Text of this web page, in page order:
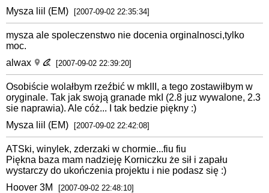
Mysza liil (EM) [2007-09-02 22:35:34]
mysza ale spoleczenstwo nie docenia orginalnosci,tylko
moc.
alwax
[2007-09-02 22:39:20]
Osobiście wolałbym rzeźbić w mkIII, a tego zostawiłbym w
oryginale. Tak jak swoją granade mkI (2.8 juz wywalone, 2.3
sie naprawia). Ale cóż... I tak bedzie piękny :)
Mysza liil (EM)
[2007-09-02 22:42:08]
ATSki, winylek, zderzaki w chormie...fiu fiu
Piękna baza mam nadzieję Korniczku że sił i zapału
wystarczy do ukończenia projektu i nie podasz się :)
Hoover 3M
[2007-09-02 22:48:10]